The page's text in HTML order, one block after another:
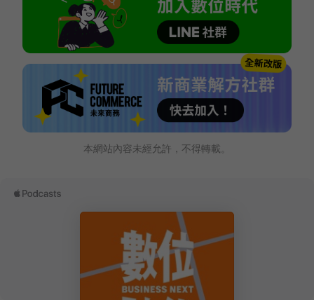
本網站內容未經允許，不得轉載。